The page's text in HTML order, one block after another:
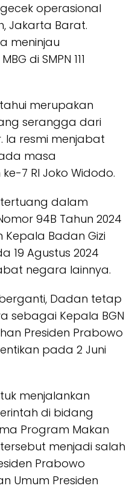
operasional
Jakarta Barat.
meninjau
di SMPN 111
merupakan
serangga dari
Ia resmi menjabat
masa
7 RI Joko Widodo.
dalam
94B Tahun 2024
Badan Gizi
19 Agustus 2024
negara lainnya.
Dadan tetap
sebagai Kepala BGN
Presiden Prabowo
pada 2 Juni
menjalankan
di bidang
Program Makan
menjadi salah
Prabowo
Umum Presiden